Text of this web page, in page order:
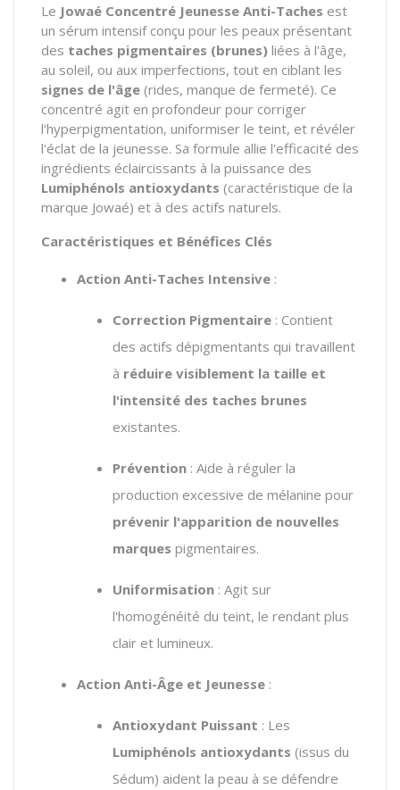
Le Jowaé Concentré Jeunesse Anti-Taches est
un sérum intensif conçu pour les peaux présentant
des taches pigmentaires (brunes) liées à l'âge,
au soleil, ou aux imperfections, tout en ciblant les
signes de l'âge (rides, manque de fermeté). Ce
concentré agit en profondeur pour corriger
l'hyperpigmentation, uniformiser le teint, et révéler
l'éclat de la jeunesse. Sa formule allie l'efficacité des
ingrédients éclaircissants à la puissance des
Lumiphénols antioxydants (caractéristique de la
marque Jowaé) et à des actifs naturels.
Caractéristiques et Bénéfices Clés
Action Anti-Taches Intensive :
Correction Pigmentaire : Contient
des actifs dépigmentants qui travaillent
à réduire visiblement la taille et
l'intensité des taches brunes
existantes.
Prévention : Aide à réguler la
production excessive de mélanine pour
prévenir l'apparition de nouvelles
marques pigmentaires.
Uniformisation : Agit sur
l'homogénéité du teint, le rendant plus
clair et lumineux.
Action Anti-Âge et Jeunesse :
Antioxydant Puissant : Les
Lumiphénols antioxydants (issus du
Sédum) aident la peau à se défendre